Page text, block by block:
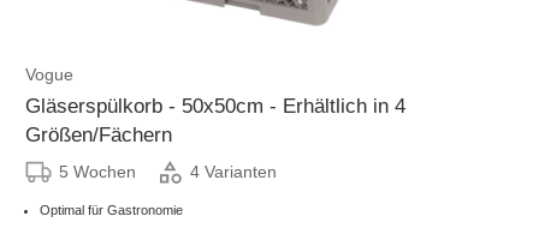
Vogue
Gläserspülkorb - 50x50cm - Erhältlich in 4
Größen/Fächern
5 Wochen 4 Varianten
Optimal für Gastronomie